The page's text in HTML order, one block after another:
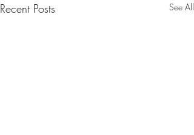
Recent Posts See All